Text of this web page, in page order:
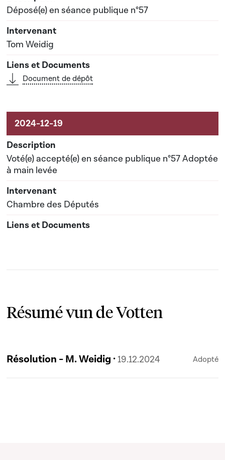
Déposé(e) en séance publique n°57
Tom Weidig
Document de dépôt
Voté(e) accepté(e) en séance publique n°57 Adoptée
à main levée
Chambre des Députés
Résumé vun de Votten
Résolution - M. Weidig ·19.12.2024 Adopté